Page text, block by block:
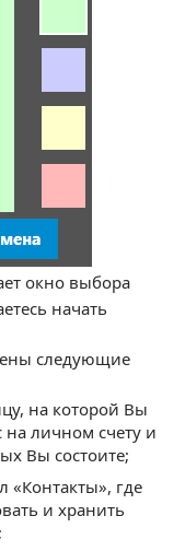
окно выбора
начать
следующие
на которой Вы
на личном счету и
Вы состоите;
«Контакты», где
и хранить